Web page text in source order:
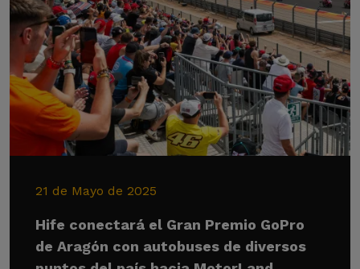
21 de Mayo de 2025
Hife conectará el Gran Premio GoPro
de Aragón con autobuses de diversos